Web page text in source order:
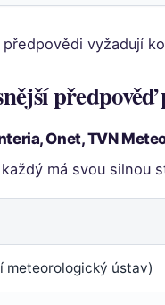
vyžadují
předpověď
Onet, TVN
má svou silnou
meteorologický ústav)